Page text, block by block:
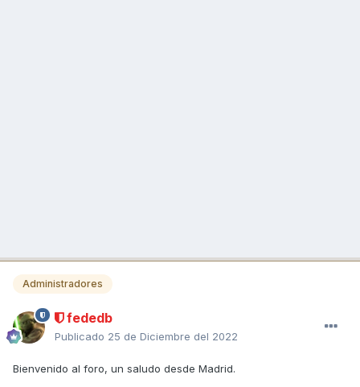
Administradores
fededb
Publicado 25 de Diciembre del 2022
Bienvenido al foro, un saludo desde Madrid.